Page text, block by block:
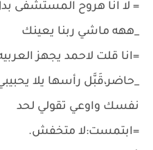
= لا انا هروح المستشفى
_ههه ماشي ربنا يعينك
=انا قلت لاحمد يجهز
_حاضر،قَبَّل رأسها يلا
نفسك واوعي تقولي لحد
=ابتمست:لا متخفش.